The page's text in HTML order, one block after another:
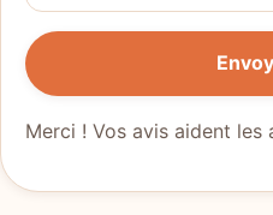
Merci ! Vos avis aident les